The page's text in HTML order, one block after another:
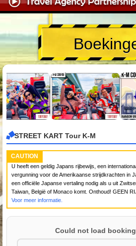
STREET KART Tour K-M
CAUTION
U heeft een geldig Japans rijbewijs, een
vergunning voor de Amerikaanse strijdkrachten in
een officiële Japanse vertaling nodig als u uit
Taiwan, België of Monaco komt. Onthoud! GEEN
Voor meer informatie.
Could not load